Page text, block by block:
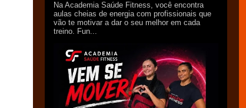
Na Academia Saúde Fitness, você encontra
aulas cheias de energia com profissionais que
vão te motivar a dar o seu melhor em cada
treino. Fun...